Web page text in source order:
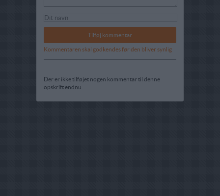
Kommentaren skal godkendes før den bliver synlig
Der er ikke tilføjet nogen kommentar til denne
opskrift endnu